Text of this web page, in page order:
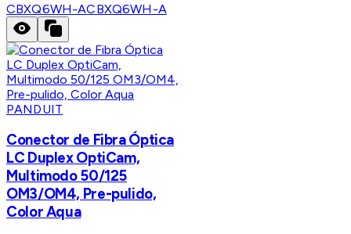
CBXQ6WH-ACBXQ6WH-A
PANDUIT
Conector de Fibra Óptica
LC Duplex OptiCam,
Multimodo 50/125
OM3/OM4, Pre-pulido,
Color Aqua